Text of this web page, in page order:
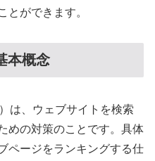
とができます。
本概念
は、ウェブサイトを検索
めの対策のことです。具体
ページをランキングする仕